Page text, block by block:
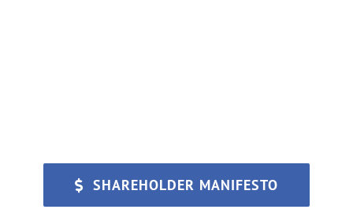
SHAREHOLDER MANIFESTO